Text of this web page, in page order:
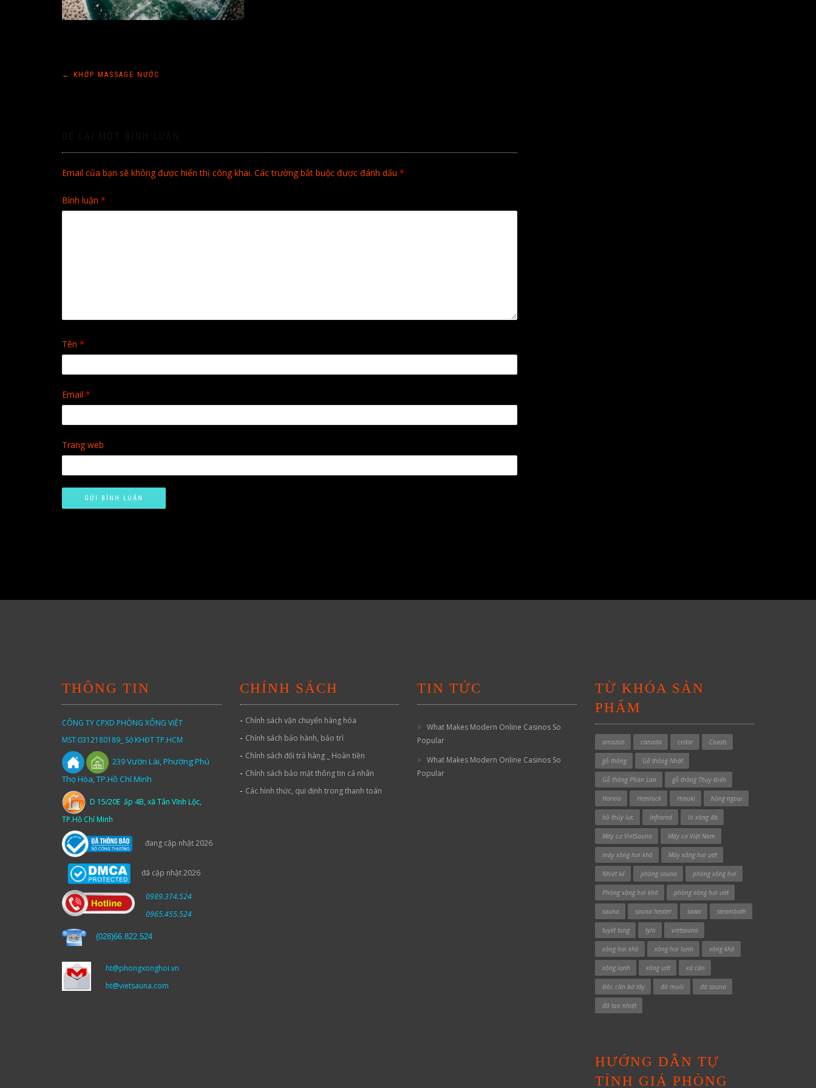
Điều
viết
← KHỚP MASSAGE NƯỚC
Email của bạn sẽ không được hiển thị công khai. Các trường bắt buộc được đánh dấu *
Bình luận *
Tên *
Email *
Trang web
THÔNG TIN
CÔNG TY CPXD PHÒNG XÔNG VIỆT
MST:0312180189_ Sở KHĐT TP.HCM
239Vườn Lài,Phường Phú
Thọ Hòa, TP.Hồ Chí Minh
D 15/20E ấp 4B, xã Tân Vĩnh Lộc,
TP.Hồ Chí Minh
đang cập nhật 2026
đã cập nhật 2026
0989.374.524
0965.455.524
(028)66.822.524
ht@phongxonghoi.vn
ht@vietsauna.com
CHÍNH SÁCH
- Chính sách vận chuyển hàng hóa
- Chính sách bảo hành, bảo trì
- Chính sách đổi trả hàng _ Hoàn tiền
- Chính sách bảo mật thông tin cá nhân
- Các hình thức, qui định trong thanh toán
TIN TỨC
What Makes Modern Online Casinos So
Popular
What Makes Modern Online Casinos So
Popular
TỪ KHÓA SẢN
PHẨM
amazon canada cedar Coasts
gỗ thông Gỗ thông Nhật
Gỗ thông Phần Lan gỗ thông Thụy Điển
Harvia Hemlock Hinoki hồng ngoại
hồ thủy lực Infrared lò xông đá
Máy cơ VietSauna Máy cơ Việt Nam
máy xông hơi khô Máy xông hơi ướt
Nhiệt kế phòng sauna phòng xông hơi
Phòng xông hơi khô phòng xông hơi ướt
sauna sauna heater sawo steambath
tuyết tùng tylo vietsauna
xông hơi khô xông hơi lạnh xông khô
xông lạnh xông ướt xả cặn
Độc cần bờ tây đá muối đá sauna
đá tạo nhiệt
HƯỚNG DẪN TỰ
TÍNH GIÁ PHÒNG